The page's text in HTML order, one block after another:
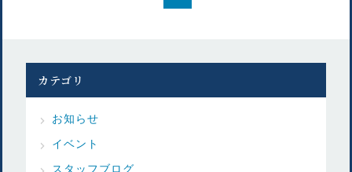
カテゴリ
お知らせ
イベント
スタッフブログ